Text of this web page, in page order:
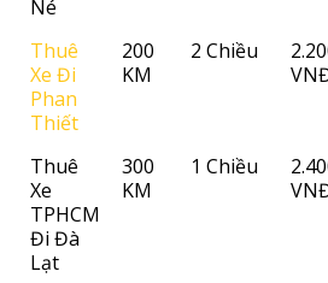
Né
Thuê
Xe Đi
Phan
Thiết
200
KM
2 Chiều
Thuê
Xe
TPHCM
Đi Đà
Lạt
300
KM
1 Chiều